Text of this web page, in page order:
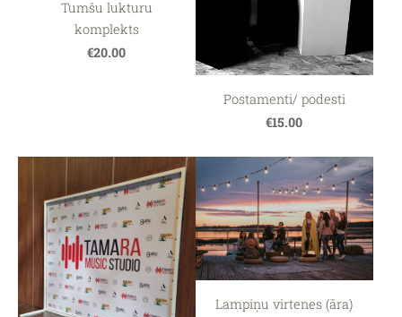
Tumšu lukturu
komplekts
€20.00
Postamenti/ podesti
€15.00
Lampiņu virtenes (āra)